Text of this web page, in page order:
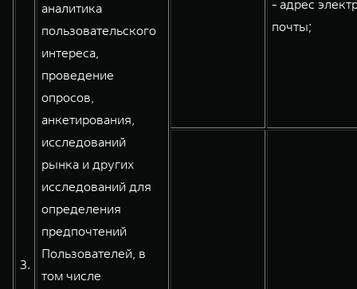
3.
аналитика
пользовательского
интереса,
проведение
опросов,
анкетирования,
исследований
рынка и других
исследований для
определения
предпочтений
Пользователей, в
том числе
- адрес
почты;